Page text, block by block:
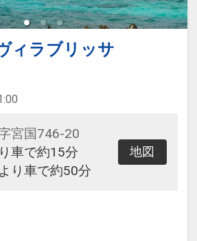
ィラブリッサ
宮国746-20
車で約15分
り車で約50分
地図